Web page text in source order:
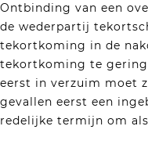
Ontbinding van een
de wederpartij
tekortkoming in de
tekortkoming te gering
eerst in verzuim moet
gevallen eerst een
redelijke termijn om